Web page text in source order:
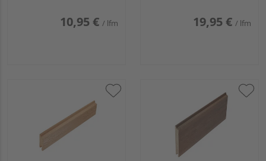
10,95 € / lfm 19,95 € / lfm